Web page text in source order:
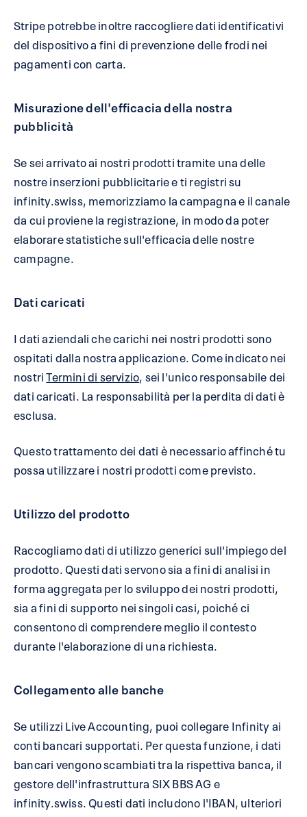
Stripe potrebbe inoltre raccogliere dati identificativi
del dispositivo a fini di prevenzione delle frodi nei
pagamenti con carta.
Misurazione dell'efficacia della nostra
pubblicità
Se sei arrivato ai nostri prodotti tramite una delle
nostre inserzioni pubblicitarie e ti registri su
infinity.swiss, memorizziamo la campagna e il canale
da cui proviene la registrazione, in modo da poter
elaborare statistiche sull'efficacia delle nostre
campagne.
Dati caricati
I dati aziendali che carichi nei nostri prodotti sono
ospitati dalla nostra applicazione. Come indicato nei
nostriTermini di servizio, sei l'unico responsabile dei
dati caricati. La responsabilità per la perdita di dati è
esclusa.
Questo trattamento dei dati è necessario affinché tu
possa utilizzare i nostri prodotti come previsto.
Utilizzo del prodotto
Raccogliamo dati di utilizzo generici sull'impiego del
prodotto. Questi dati servono sia a fini di analisi in
forma aggregata per lo sviluppo dei nostri prodotti,
sia a fini di supporto nei singoli casi, poiché ci
consentono di comprendere meglio il contesto
durante l'elaborazione di una richiesta.
Collegamento alle banche
Se utilizzi Live Accounting, puoi collegare Infinity ai
conti bancari supportati. Per questa funzione, i dati
bancari vengono scambiati tra la rispettiva banca, il
gestore dell'infrastruttura SIX BBS AG e
infinity.swiss. Questi dati includono l'IBAN, ulteriori